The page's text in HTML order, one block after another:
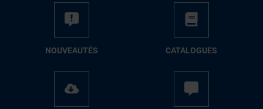
NOUVEAUTÉS CATALOGUES